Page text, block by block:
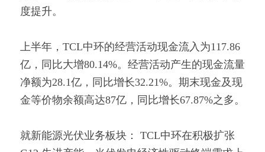
度提升。
上半年，TCL中环的经营活动现金流入为117.86
亿，同比大增80.14%。经营活动产生的现金流量
净额为28.1亿，同比增长32.21%。期末现金及现
金等价物余额高达87亿，同比增长67.87%之多。
就新能源光伏业务板块： TCL中环在积极扩张